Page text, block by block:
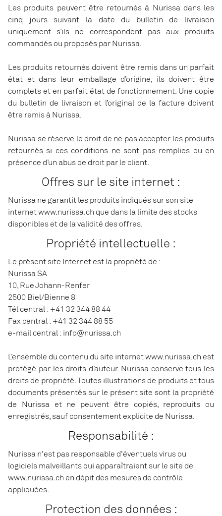
Les produits peuvent être retournés à Nurissa dans les
cinq jours suivant la date du bulletin de livraison
uniquement s’ils ne correspondent pas aux produits
commandés ou proposés par Nurissa.
Les produits retournés doivent être remis dans un parfait
état et dans leur emballage d’origine, ils doivent être
complets et en parfait état de fonctionnement. Une copie
du bulletin de livraison et l’original de la facture doivent
être remis à Nurissa.
Nurissa se réserve le droit de ne pas accepter les produits
retournés si ces conditions ne sont pas remplies ou en
présence d’un abus de droit par le client.
Offres sur le site internet :
Nurissa ne garantit les produits indiqués sur son site
internet www.nurissa.ch que dans la limite des stocks
disponibles et de la validité des offres.
Propriété intellectuelle :
Le présent site Internet est la propriété de :
Nurissa SA
10, Rue Johann-Renfer
2500 Biel/Bienne 8
Tél central : +41 32 344 88 44
Fax central : +41 32 344 88 55
e-mail central : info@nurissa.ch
L’ensemble du contenu du site internet www.nurissa.ch est
protégé par les droits d’auteur. Nurissa conserve tous les
droits de propriété. Toutes illustrations de produits et tous
documents présentés sur le présent site sont la propriété
de Nurissa et ne peuvent être copiés, reproduits ou
enregistrés, sauf consentement explicite de Nurissa.
Responsabilité :
Nurissa n'est pas responsable d'éventuels virus ou
logiciels malveillants qui apparaîtraient sur le site de
www.nurissa.ch en dépit des mesures de contrôle
appliquées.
Protection des données :